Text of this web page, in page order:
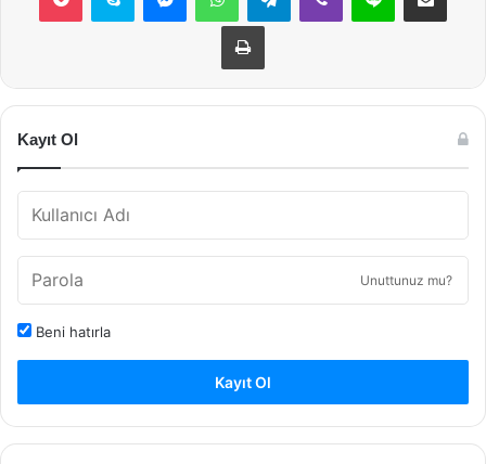
Yazdır
Kayıt Ol
Unuttunuz mu?
Beni hatırla
Kayıt Ol